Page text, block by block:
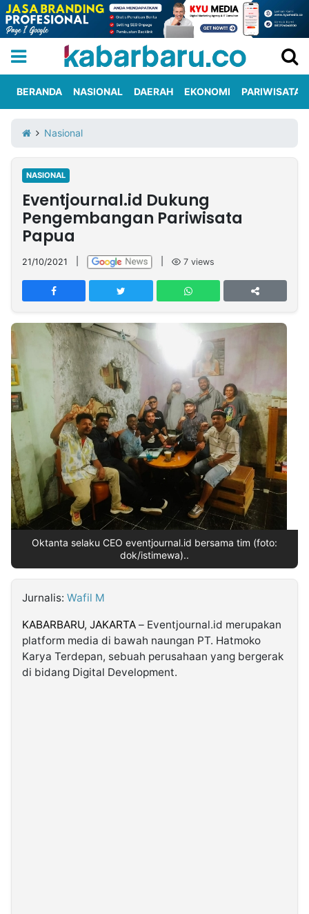
Iklan
Berita
Kami
Nasional
International
Olahraga
Entertainment
Daerah
Pariwisata
Kuliner
Kolom
Network
PT
TREETAN
INDONESIA
Partner
Insight
NTB
Suara
Time
Lens
IDN
Daily
Jogja
Jalan
Rakyat
Idealita
News
Kita
Notice
Radar
Baru
Seedbacklink
Follow
Kabarbaru
Kabarbaru.co
2026
BERANDA NASIONAL DAERAH EKONOMI PARIWISATA
Nasional
NASIONAL
Eventjournal.id Dukung
Pengembangan Pariwisata
Papua
21/10/2021 7 views
Oktanta selaku CEO eventjournal.id bersama tim (foto:
dok/istimewa)..
Jurnalis: Wafil M
KABARBARU, JAKARTA – Eventjournal.id merupakan
platform media di bawah naungan PT. Hatmoko
Karya Terdepan, sebuah perusahaan yang bergerak
di bidang Digital Development.